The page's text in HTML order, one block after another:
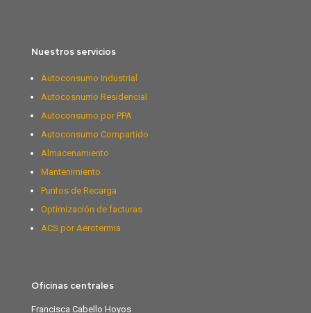
Nuestros servicios
Autoconsumo Industrial
Autocosnumo Residencial
Autoconsumo por PPA
Autoconsumo Compartido
Almacenamiento
Mantenimiento
Puntos de Recarga
Optimización de facturas
ACS por Aerotermia
Oficinas centrales
Francisca Cabello Hoyos